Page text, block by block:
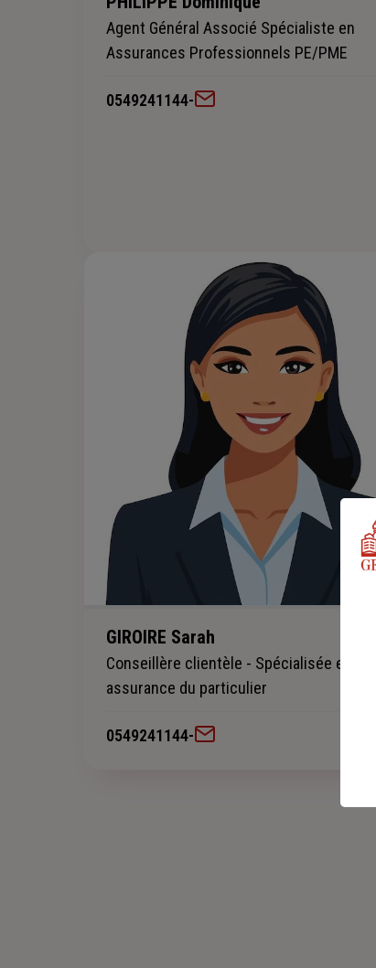
Agent Général Associé Spécialiste en
Assurances Professionnels PE/PME
0549241144-
GIROIRE Sarah
Conseillère clientèle - Spécialisée en
assurance du particulier
0549241144-